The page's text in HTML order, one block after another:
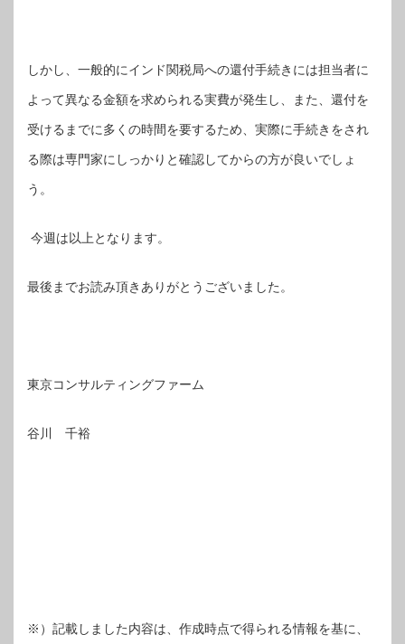
しかし、一般的にインド関税局への還付手続きには担当者に
よって異なる金額を求められる実費が発生し、また、還付を
受けるまでに多くの時間を要するため、実際に手続きをされ
る際は専門家にしっかりと確認してからの方が良いでしょ
う。
今週は以上となります。
最後までお読み頂きありがとうございました。
東京コンサルティングファーム
谷川 千裕
※）記載しました内容は、作成時点で得られる情報を基に、